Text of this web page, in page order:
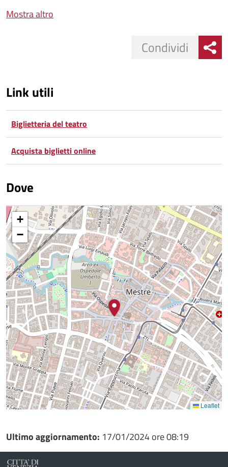
Mostra altro
Condividi
Link utili
Biglietteria del teatro
Acquista biglietti online
Dove
+
−
Leaflet
Ultimo aggiornamento: 17/01/2024 ore 08:19